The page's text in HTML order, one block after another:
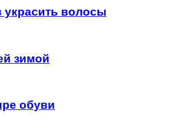
украсить волосы
зимой
обуви